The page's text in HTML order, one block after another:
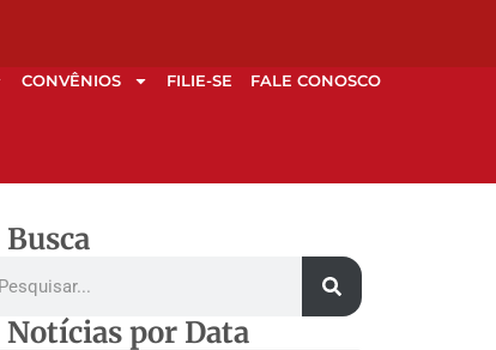
CONVÊNIOS FILIE-SE FALE CONOSCO
Busca
Notícias por Data